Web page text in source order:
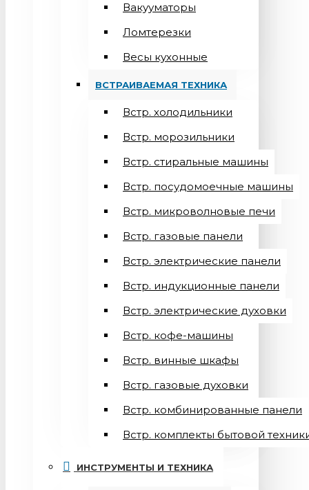
Вакууматоры
Ломтерезки
Весы кухонные
ВСТРАИВАЕМАЯ ТЕХНИКА
Встр. холодильники
Встр. морозильники
Встр. стиральные машины
Встр. посудомоечные машины
Встр. микроволновые печи
Встр. газовые панели
Встр. электрические панели
Встр. индукционные панели
Встр. электрические духовки
Встр. кофе-машины
Встр. винные шкафы
Встр. газовые духовки
Встр. комбинированные панели
Встр. комплекты бытовой
ИНСТРУМЕНТЫ И ТЕХНИКА